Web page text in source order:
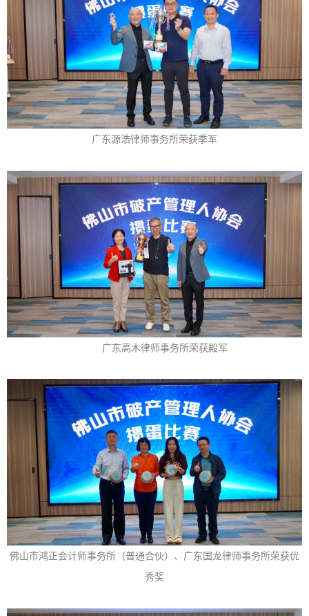
广东源浩律师事务所荣获季军
广东高木律师事务所荣获殿军
佛山市鸿正会计师事务所（普通合伙）、广东国龙律师事务所荣获优
秀奖